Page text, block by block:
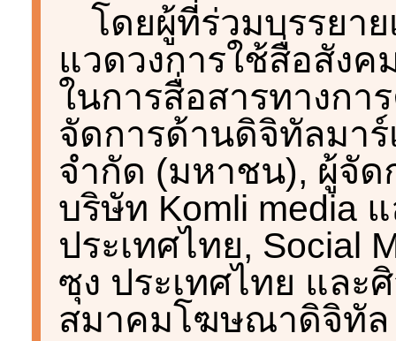
โดยผู้ที่ร่วมบรรยา
แวดวงการใช้สื่อสังค
ในการสื่อสารทางก
จัดการด้านดิจิทัลมา
จำกัด (มหาชน), ผู้จัด
บริษัท Komli media
ประเทศไทย, Social
ซุง ประเทศไทย และ
สมาคมโฆษณาดิจิทัล